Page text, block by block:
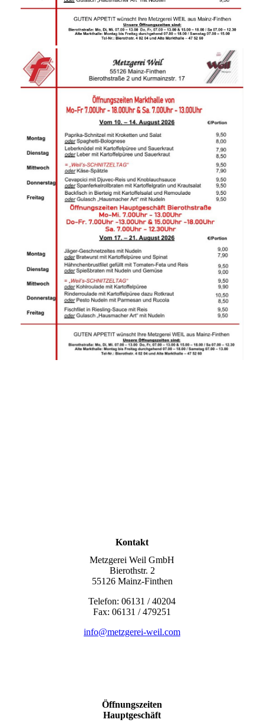
Kontakt
Metzgerei Weil GmbH
Bierothstr. 2
55126 Mainz-Finthen
Telefon: 06131 / 40204
Fax: 06131 / 479251
info@metzgerei-weil.com
Öffnungszeiten
Hauptgeschäft